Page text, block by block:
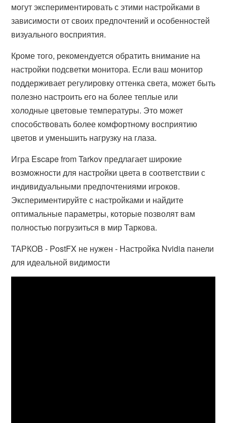
могут экспериментировать с этими настройками в
зависимости от своих предпочтений и особенностей
визуального восприятия.
Кроме того, рекомендуется обратить внимание на
настройки подсветки монитора. Если ваш монитор
поддерживает регулировку оттенка света, может быть
полезно настроить его на более теплые или
холодные цветовые температуры. Это может
способствовать более комфортному восприятию
цветов и уменьшить нагрузку на глаза.
Игра Escape from Tarkov предлагает широкие
возможности для настройки цвета в соответствии с
индивидуальными предпочтениями игроков.
Экспериментируйте с настройками и найдите
оптимальные параметры, которые позволят вам
полностью погрузиться в мир Таркова.
ТАРКОВ - PostFX не нужен - Настройка Nvidia панели
для идеальной видимости